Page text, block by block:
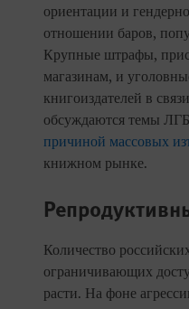
ориентации и
отношении баров,
Крупные штрафы,
магазинам, и
книгоиздателей в
обсуждаются темы
причиной массовых
книжном рынке.
Количество
ограничивающих
расти. На фоне